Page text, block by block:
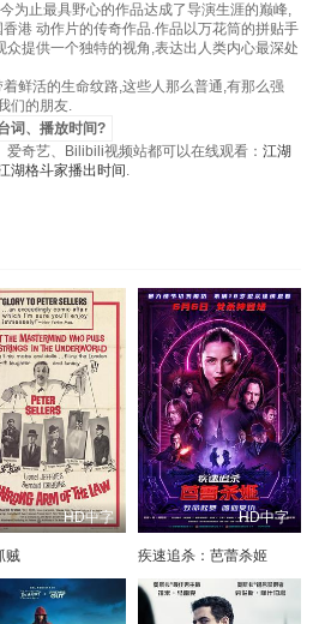
为止最具野心的作品达成了导演生涯的巅峰,
港 动作片的传奇作品.作品以万花筒的拼贴手
提供一个独特的视角,表达出人类内心最深处
鲜活的生命纹路,这些人那么普通,有那么强
们的朋友.
词、播放时间?
奇艺、Bilibili视频站都可以在线观看： 江湖
湖格斗家播出时间 .
HD中字
贼
HD中字
疾速追杀：芭蕾杀姬